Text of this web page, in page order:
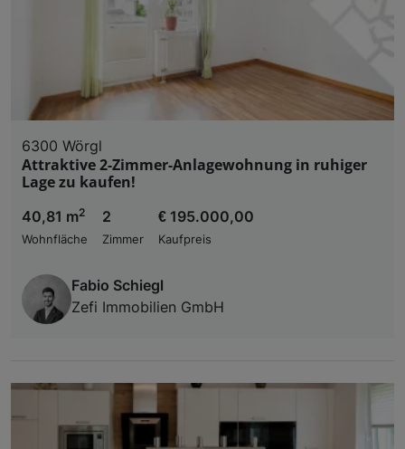
6300 Wörgl
Attraktive 2-Zimmer-Anlagewohnung in ruhiger
Lage zu kaufen!
40,81 m2
Wohnfläche
2
Zimmer
€ 195.000,00
Kaufpreis
Fabio Schiegl
Zefi Immobilien GmbH